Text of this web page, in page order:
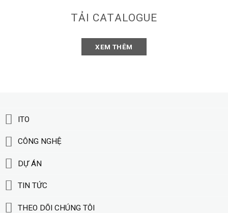
TẢI CATALOGUE
XEM THÊM
ITO
CÔNG NGHỆ
DỰ ÁN
TIN TỨC
THEO DÕI CHÚNG TÔI